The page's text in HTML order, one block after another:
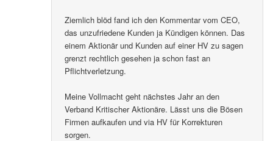
Ziemlich blöd fand ich den Kommentar vom CEO,
das unzufriedene Kunden ja Kündigen können. Das
einem Aktionär und Kunden auf einer HV zu sagen
grenzt rechtlich gesehen ja schon fast an
Pflichtverletzung.
Meine Vollmacht geht nächstes Jahr an den
Verband Kritischer Aktionäre. Lässt uns die Bösen
Firmen aufkaufen und via HV für Korrekturen
sorgen.